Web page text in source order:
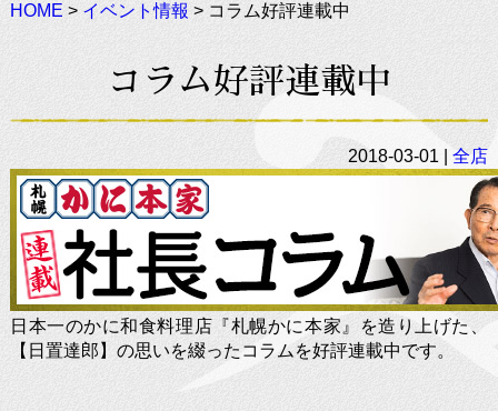
こだわり Feature
イベント Event
法事・慶事 Auspicious
お知らせ Information
かに寿司 販売情報
ご利用案内
Information
会社案内 About us
求人情報
HOME > イベント情報 > コラム好評連載中
コラム好評連載中
2018-03-01 |全店
日本一のかに和食料理店『札幌かに本家』を造り上げた、
【日置達郎】の思いを綴ったコラムを好評連載中です。
繁體中文
简体中文
×